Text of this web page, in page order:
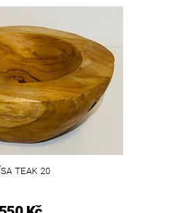
TEAK 20